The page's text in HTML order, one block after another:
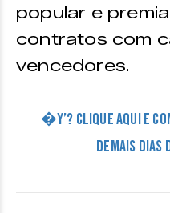
popular e
contratos com
vencedores.
�Y’? CLIQUE AQUI E
DEMAIS